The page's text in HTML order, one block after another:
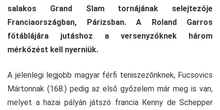
salakos Grand Slam tornájának selejtezője
Franciaországban, Párizsban. A Roland Garros
főtáblájára jutáshoz a versenyzőknek három
mérkőzést kell nyerniük.
A jelenlegi legjobb magyar férfi teniszezőnknek, Fucsovics
Mártonnak (168.) pedig az első győzelem már meg is van,
melyet a hazai pályán játszó francia Kenny de Schepper